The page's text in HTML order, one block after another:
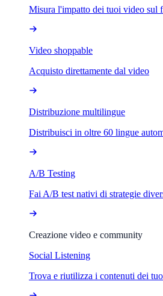
Misura l'impatto dei tuoi video sul
Video shoppable
Acquisto direttamente dal video
Distribuzione multilingue
Distribuisci in oltre 60 lingue
A/B Testing
Fai A/B test nativi di strategie
Creazione video e community
Social Listening
Trova e riutilizza i contenuti dei